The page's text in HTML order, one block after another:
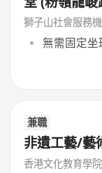
獅子山社會服務
無需固定
兼職
非遺工藝/藝
香港文化教育學院